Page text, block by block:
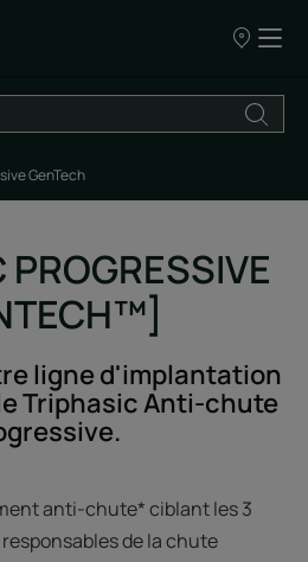
Nos
vente
GenTech
ligne d'implantation
Triphasic Anti-chute
anti-chute* ciblant les 3
de la chute